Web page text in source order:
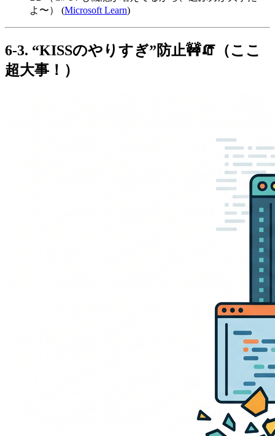
よ〜） (Microsoft Learn)
6-3. “KISSのやりすぎ”防止🚧🧯（ここ
超大事！）